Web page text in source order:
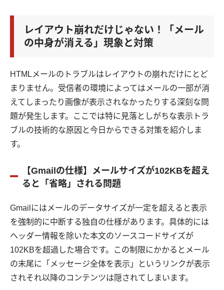
レイアウト崩れだけじゃない！「メール
の中身が消える」現象と対策
HTMLメールのトラブルはレイアウトの崩れだけにとど
まりません。受信者の環境によってはメールの一部が消
えてしまったり画像が表示されなかったりする深刻な問
題が発生します。ここでは特に見落としがちな表示トラ
ブルの技術的な原因と今日からできる対策を紹介しま
す。
【Gmailの仕様】メールサイズが102KBを超え
ると「省略」される問題
Gmailにはメールのデータサイズが一定を超えると表示
を強制的に中断する独自の仕様があります。具体的には
ヘッダー情報を除いた本文のソースコードサイズが
102KBを超過した場合です。この制限にかかるとメール
の末尾に「メッセージ全体を表示」というリンクが表示
されそれ以降のコンテンツは隠されてしまいます。